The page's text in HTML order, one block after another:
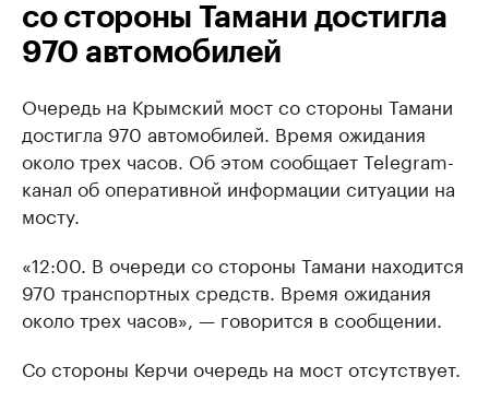
со стороны Тамани достигла
970 автомобилей
Очередь на Крымский мост со стороны Тамани
достигла 970 автомобилей. Время ожидания
около трех часов. Об этом сообщает Telegram-
канал об оперативной информации ситуации на
мосту.
«12:00. В очереди со стороны Тамани находится
970 транспортных средств. Время ожидания
около трех часов», — говорится в сообщении.
Со стороны Керчи очередь на мост отсутствует.